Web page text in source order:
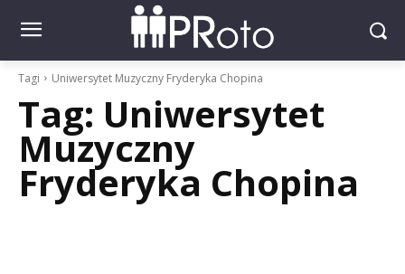
Tagi Uniwersytet Muzyczny Fryderyka Chopina
Tag: Uniwersytet
Muzyczny
Fryderyka Chopina